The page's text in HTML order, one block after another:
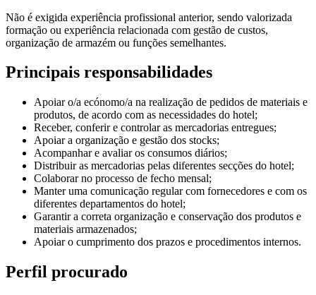
Não é exigida experiência profissional anterior, sendo valorizada
formação ou experiência relacionada com gestão de custos,
organização de armazém ou funções semelhantes.
Principais responsabilidades
Apoiar o/a ecónomo/a na realização de pedidos de materiais e
produtos, de acordo com as necessidades do hotel;
Receber, conferir e controlar as mercadorias entregues;
Apoiar a organização e gestão dos stocks;
Acompanhar e avaliar os consumos diários;
Distribuir as mercadorias pelas diferentes secções do hotel;
Colaborar no processo de fecho mensal;
Manter uma comunicação regular com fornecedores e com os
diferentes departamentos do hotel;
Garantir a correta organização e conservação dos produtos e
materiais armazenados;
Apoiar o cumprimento dos prazos e procedimentos internos.
Perfil procurado